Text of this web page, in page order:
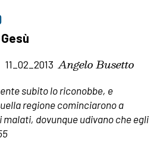
11_02_2013 Angelo Busetto
subito lo riconobbe, e
regione cominciarono a
dovunque udivano che egli